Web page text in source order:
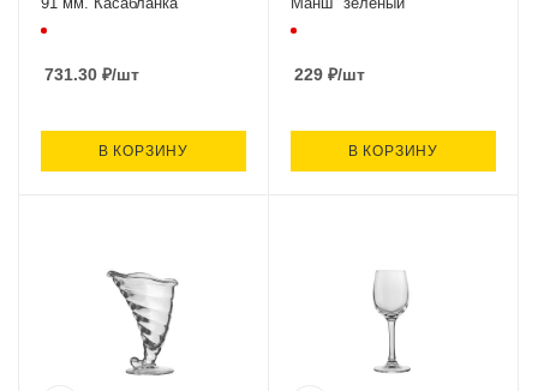
731.30 ₽/шт
В КОРЗИНУ
229 ₽/шт
В КОРЗИНУ